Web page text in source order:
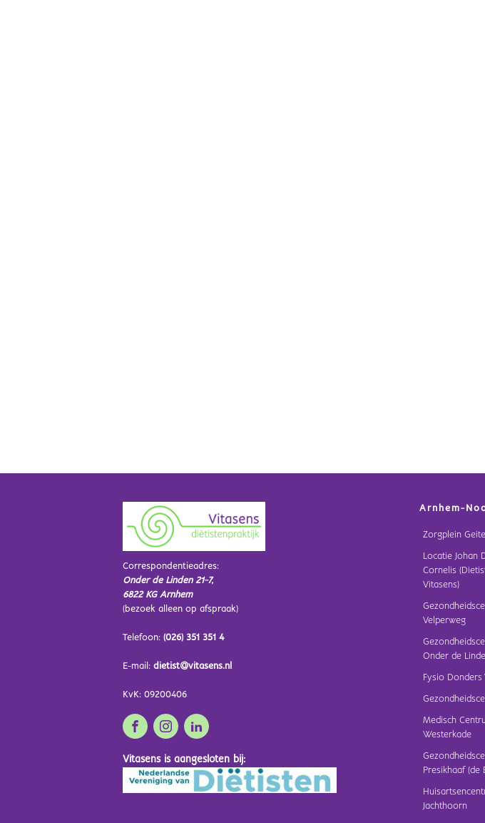
Correspondentieadres:
Onder de Linden 21-7,
6822 KG Arnhem
(bezoek alleen op afspraak)
Telefoon: (026) 351 351 4
E-mail: dietist@vitasens.nl
KvK: 09200406
Vitasens is aangesloten bij:
Arnhem-
Zorgplein
Locatie Johan
Cornelis
Vitasens)
Velperweg
Onder de
Fysio Donders
Medisch
Westerkade
Presikhaaf (de
Jachthoorn